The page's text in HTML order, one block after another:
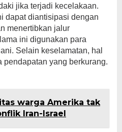
jika terjadi kecelakaan.
dapat diantisipasi dengan
menertibkan jalur
ini digunakan para
Selain keselamatan, hal
pendapatan yang berkurang.
warga Amerika tak
Iran-Israel